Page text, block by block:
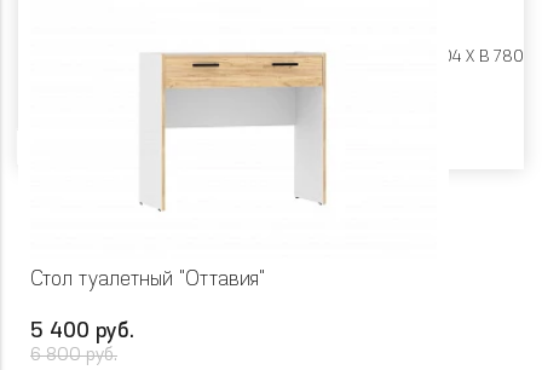
Ш 900 X Г 404 X В 780
Стол туалетный "Оттавия"
5 400 руб.
6 800 руб.